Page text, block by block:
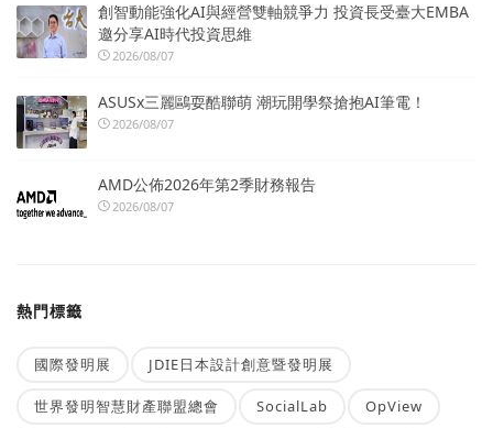
創智動能強化AI與經營雙軸競爭力 投資長受臺大EMBA
邀分享AI時代投資思維
2026/08/07
ASUSx三麗鷗耍酷聯萌 潮玩開學祭搶抱AI筆電！
2026/08/07
AMD公佈2026年第2季財務報告
2026/08/07
熱門標籤
國際發明展 JDIE日本設計創意暨發明展
世界發明智慧財產聯盟總會 SocialLab OpView